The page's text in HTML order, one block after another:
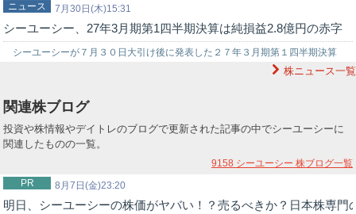
時のNYダウ暴落チャート…
7月30日(木)15:31
ニュース
シーユーシー、27年3月期第1四半期決算は純損益2.8億円の赤字
シーユーシーが７月３０日大引け後に発表した２７年３月期第１四半期決算
（連結、ＩＦＲＳ）は売上収益１４１億５９００万円（前年同期比９．０％
株ニュース一覧
関連株ブログ
投資や株情報やデイトレのブログで更新された記事の中でシーユーシーに
関連したものの一覧。
9158 シーユーシー 株ブログ一覧
8月7日(金)23:20
PR
明日、シーユーシーの株価がヤバい！？売るべきか？日本株専